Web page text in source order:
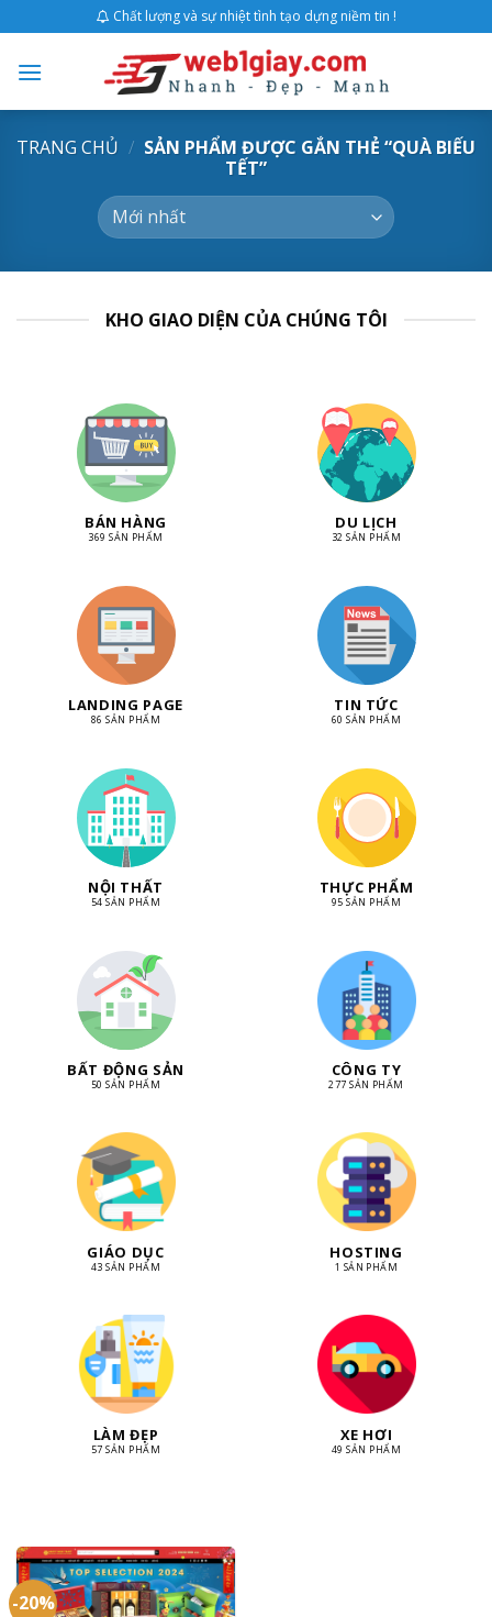
content
Chất lượng và sự nhiệt tình tạo dựng niềm tin !
TRANG CHỦ / SẢN PHẨM ĐƯỢC GẮN THẺ “QUÀ BIẾU
TẾT”
KHO GIAO DIỆN CỦA CHÚNG TÔI
BÁN HÀNG
369 SẢN PHẨM
DU LỊCH
32 SẢN PHẨM
LANDING PAGE
86 SẢN PHẨM
TIN TỨC
60 SẢN PHẨM
NỘI THẤT
54 SẢN PHẨM
THỰC PHẨM
95 SẢN PHẨM
BẤT ĐỘNG SẢN
50 SẢN PHẨM
CÔNG TY
277 SẢN PHẨM
GIÁO DỤC
43 SẢN PHẨM
HOSTING
1 SẢN PHẨM
LÀM ĐẸP
57 SẢN PHẨM
XE HƠI
49 SẢN PHẨM
-20%